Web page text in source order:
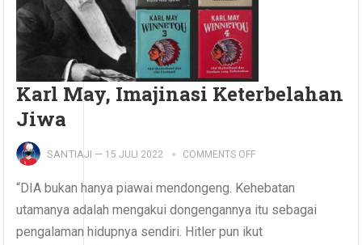
Karl May, Imajinasi Keterbelahan
Jiwa
SANTIAJI — 15 JULI 2022 COMMENTS OFF
“DIA bukan hanya piawai mendongeng. Kehebatan
utamanya adalah mengakui dongengannya itu sebagai
pengalaman hidupnya sendiri. Hitler pun ikut